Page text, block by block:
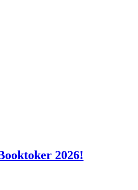
2026!